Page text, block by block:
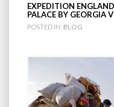
EXPEDITION
PALACE BY GEORGIA
POSTED IN: BLOG